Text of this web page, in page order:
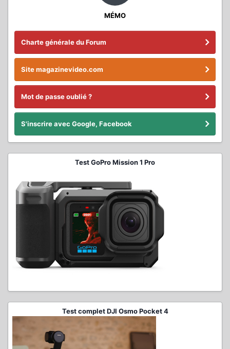
MÉMO
Charte générale du Forum
Site magazinevideo.com
Mot de passe oublié ?
S'inscrire avec Google, Facebook
Test GoPro Mission 1 Pro
Test complet DJI Osmo Pocket 4